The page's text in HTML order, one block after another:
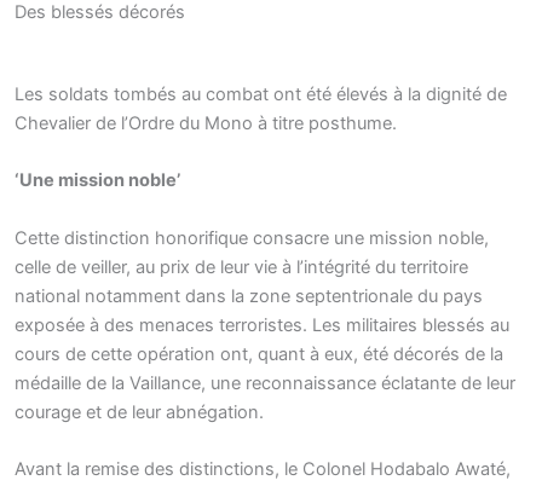
Des blessés décorés
Les soldats tombés au combat ont été élevés à la dignité de
Chevalier de l’Ordre du Mono à titre posthume.
‘Une mission noble’
Cette distinction honorifique consacre une mission noble,
celle de veiller, au prix de leur vie à l’intégrité du territoire
national notamment dans la zone septentrionale du pays
exposée à des menaces terroristes. Les militaires blessés au
cours de cette opération ont, quant à eux, été décorés de la
médaille de la Vaillance, une reconnaissance éclatante de leur
courage et de leur abnégation.
Avant la remise des distinctions, le Colonel Hodabalo Awaté,